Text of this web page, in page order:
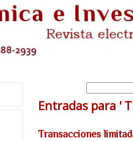
Entradas para '
Transacciones